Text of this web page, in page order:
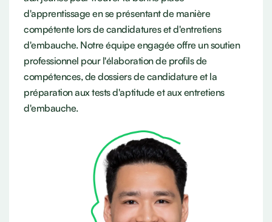
d'apprentissage en se présentant de manière
compétente lors de candidatures et d'entretiens
d'embauche. Notre équipe engagée offre un soutien
professionnel pour l'élaboration de profils de
compétences, de dossiers de candidature et la
préparation aux tests d'aptitude et aux entretiens
d'embauche.